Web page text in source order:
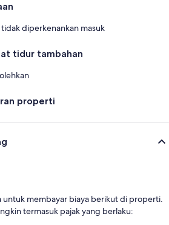
diperkenankan masuk
tidur tambahan
properti
untuk membayar biaya berikut di properti.
termasuk pajak yang berlaku: